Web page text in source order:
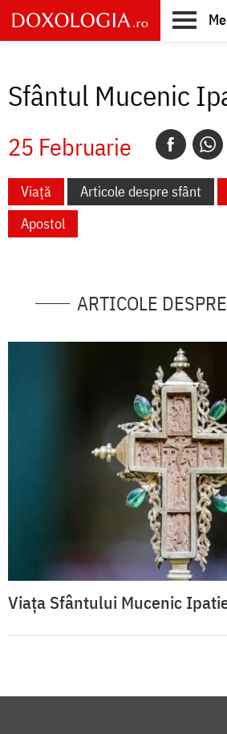
Skip
to
main
Sfântul Mucenic
25 Februarie
Viață Articole despre sfânt
Apostol
ARTICOLE
Viața Sfântului Mucenic